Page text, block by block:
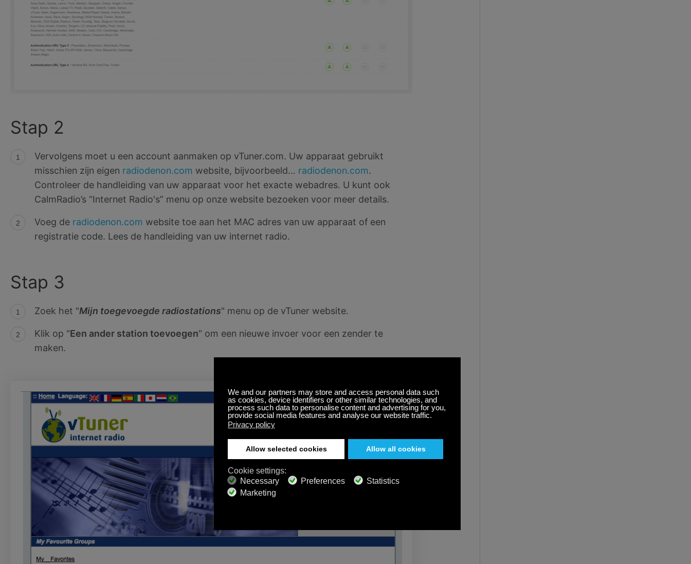
Stap 2
Vervolgens moet u een account aanmaken op vTuner.com. Uw apparaat gebruikt
misschien zijn eigen radiodenon.com website, bijvoorbeeld… radiodenon.com.
Controleer de handleiding van uw apparaat voor het exacte webadres. U kunt ook
CalmRadio’s “Internet Radio's” menu op onze website bezoeken voor meer details.
Voeg de radiodenon.com website toe aan het MAC adres van uw apparaat of een
registratie code. Lees de handleiding van uw internet radio.
Stap 3
Zoek het "Mijn toegevoegde radiostations" menu op de vTuner website.
Klik op "Een ander station toevoegen" om een nieuwe invoer voor een zender te
maken.